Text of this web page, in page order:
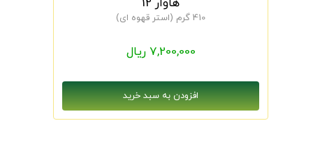
هاوار 12
410 گرم (استر قهوه ای)
7,200,000 ریال